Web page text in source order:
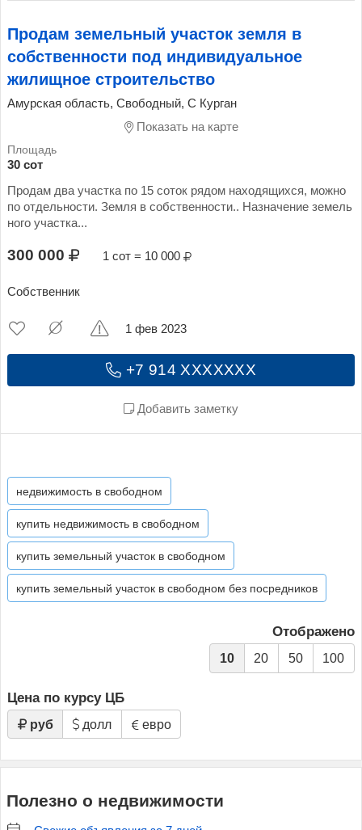
Продам земельный участок земля в
собственности под индивидуальное
жилищное строительство
Амурская область, Свободный, С Курган
Показать на карте
30 сот
Продам два участка по 15 соток рядом находящихся, можно
по отдельности. Земля в собственности.. Назначение земель
ного участка...
300 000 1 сот = 10 000
Собственник
+7 914 XXXXXXX
Добавить заметку
1 фев 2023
недвижимость в свободном
купить недвижимость в свободном
купить земельный участок в свободном
купить земельный участок в свободном без посредников
Отображено
10 20 50 100
Цена по курсу ЦБ
руб долл евро
Полезно о недвижимости